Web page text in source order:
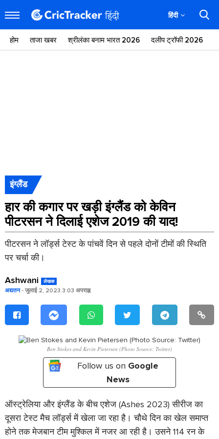
हिंदी
होम ताजा खबर श्रीलंका बनाम भारत 2026 दलीप ट्रॉफी 2026
इंग्लैंड
हार की कगार पर खड़ी इंग्लैंड को केविन
पीटरसन ने दिलाई एशेज 2019 की याद!
पीटरसन ने लॉर्ड्स टेस्ट के पांचवें दिन से पहले दोनों टीमों की स्थिति
पर चर्चा की।
Ashwani लेखक
अद्यतन- जुलाई 2, 2023 3:03 अपराह्न
Ben Stokes and Kevin Pietersen (Photo Source: Twitter)
Follow us on Google
News
ऑस्ट्रेलिया और इंग्लैंड के बीच एशेज (Ashes 2023) सीरीज का
दूसरा टेस्ट मैच लॉर्ड्स में खेला जा रहा है। चौथे दिन का खेल समाप्त
होने तक मेजबान टीम मुश्किल में नजर आ रही है। उसने 114 रन के